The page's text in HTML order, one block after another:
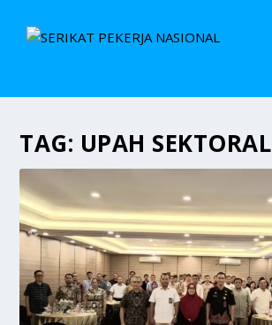
TAG: UPAH SEKTORAL